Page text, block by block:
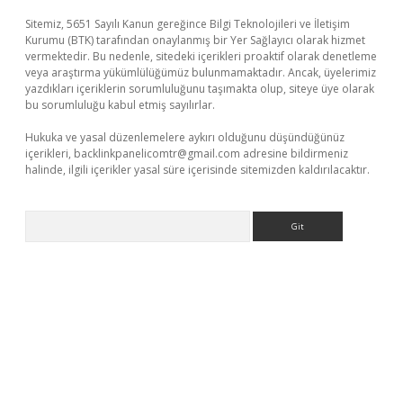
Sitemiz, 5651 Sayılı Kanun gereğince Bilgi Teknolojileri ve İletişim
Kurumu (BTK) tarafından onaylanmış bir Yer Sağlayıcı olarak hizmet
vermektedir. Bu nedenle, sitedeki içerikleri proaktif olarak denetleme
veya araştırma yükümlülüğümüz bulunmamaktadır. Ancak, üyelerimiz
yazdıkları içeriklerin sorumluluğunu taşımakta olup, siteye üye olarak
bu sorumluluğu kabul etmiş sayılırlar.
Hukuka ve yasal düzenlemelere aykırı olduğunu düşündüğünüz
içerikleri, backlinkpanelicomtr@gmail.com adresine bildirmeniz
halinde, ilgili içerikler yasal süre içerisinde sitemizden kaldırılacaktır.